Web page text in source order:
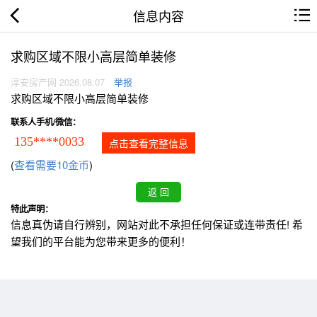
信息内容
求购区域不限小高层简单装修
淳安房产网 2026.08.07 举报
求购区域不限小高层简单装修
联系人手机/微信：
135****0033 点击查看完整信息
(查看需要10金币)
特此声明：
信息真伪请自行辨别，网站对此不承担任何保证或连带责任! 希
望我们的平台能为您带来更多的便利！